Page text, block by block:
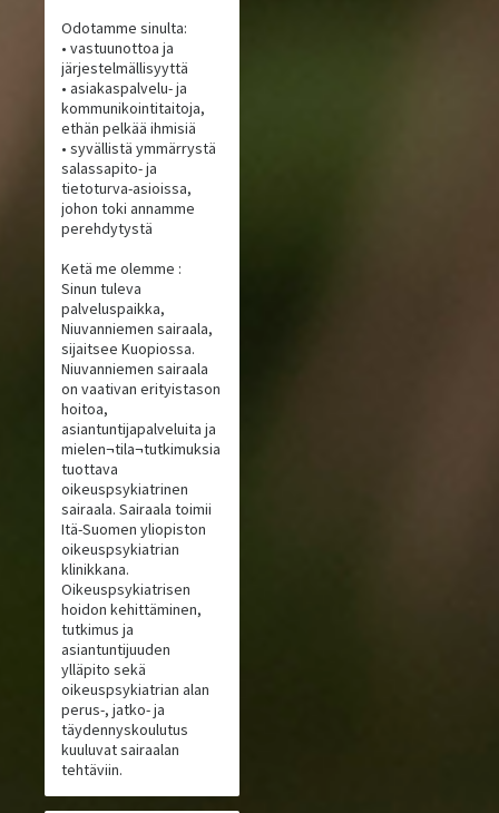
Odotamme sinulta:
• vastuunottoa ja
järjestelmällisyyttä
• asiakaspalvelu- ja
kommunikointitaitoja,
ethän pelkää ihmisiä
• syvällistä ymmärrystä
salassapito- ja
tietoturva-asioissa,
johon toki annamme
perehdytystä
Ketä me olemme :
Sinun tuleva
palveluspaikka,
Niuvanniemen sairaala,
sijaitsee Kuopiossa.
Niuvanniemen sairaala
on vaativan erityistason
hoitoa,
asiantuntijapalveluita ja
mielen¬tila¬tutkimuksia
tuottava
oikeuspsykiatrinen
sairaala. Sairaala toimii
Itä-Suomen yliopiston
oikeuspsykiatrian
klinikkana.
Oikeuspsykiatrisen
hoidon kehittäminen,
tutkimus ja
asiantuntijuuden
ylläpito sekä
oikeuspsykiatrian alan
perus-, jatko- ja
täydennyskoulutus
kuuluvat sairaalan
tehtäviin.